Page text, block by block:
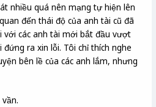
nhiều quá nên mạng tự hiện lên
đến thái độ của anh tài cũ đã
với các anh tài mới bắt đầu vượt
ra xin lỗi. Tôi chỉ thích nghe
bên lề của các anh lắm, nhưng